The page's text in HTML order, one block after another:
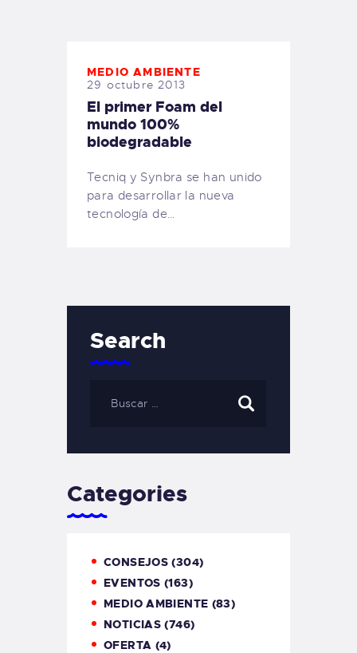
MEDIO AMBIENTE
29 octubre 2013
El primer Foam del
mundo 100%
biodegradable
Tecniq y Synbra se han unido
para desarrollar la nueva
tecnología de…
Search
Categories
CONSEJOS (304)
EVENTOS (163)
MEDIO AMBIENTE (83)
NOTICIAS (746)
OFERTA (4)